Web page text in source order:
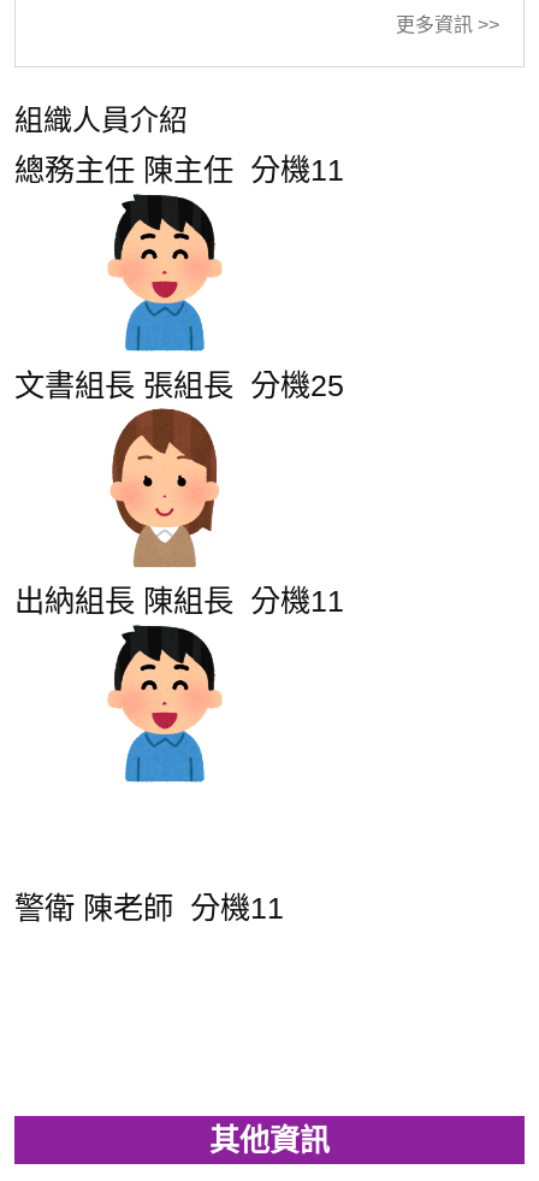
更多資訊 >>
組織人員介紹
總務主任 陳主任 分機11
文書組長 張組長 分機25
出納組長 陳組長 分機11
警衛 陳老師 分機11
其他資訊